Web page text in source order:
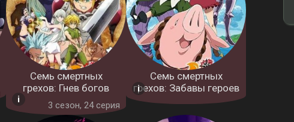
Семь смертных
грехов: Гнев богов
3 cезон, 24 серия
Семь смертных
грехов: Забавы героев